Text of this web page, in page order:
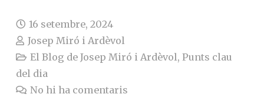
16 setembre, 2024
Josep Miró i Ardèvol
El Blog de Josep Miró i Ardèvol,Punts clau
del dia
No hi ha comentaris